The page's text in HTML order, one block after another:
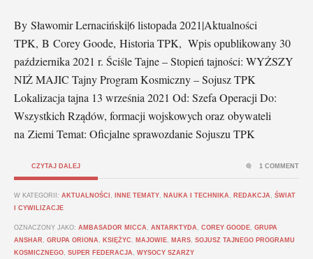
By Sławomir Lernaciński|6 listopada 2021|Aktualności
TPK, B Corey Goode, Historia TPK, Wpis opublikowany 30
października 2021 r. Ściśle Tajne – Stopień tajności: WYŻSZY
NIŻ MAJIC Tajny Program Kosmiczny – Sojusz TPK
Lokalizacja tajna 13 września 2021 Od: Szefa Operacji Do:
Wszystkich Rządów, formacji wojskowych oraz obywateli
na Ziemi Temat: Oficjalne sprawozdanie Sojuszu TPK
CZYTAJ DALEJ
W KATEGORII: AKTUALNOŚCI INNE TEMATY NAUKA I TECHNIKA REDAKCJA
ŚWIAT
I CYWILIZACJE
OZNACZONY JAKO: AMBASADOR MICCA ANTARKTYDA COREY GOODE GRUPA
ANSHAR
GRUPA ORIONA KSIĘŻYC MAJOWIE MARS SOJUSZ TAJNEGO PROGRAMU
KOSMICZNEGO SUPER FEDERACJA WYSOCY SZARZY
1 COMMENT